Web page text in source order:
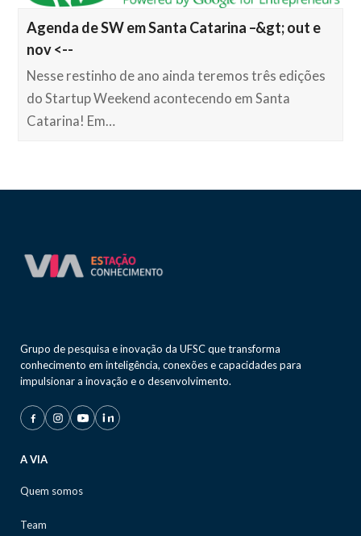
Agenda de SW em Santa Catarina –&gt; out e
nov <--
Nesse restinho de ano ainda teremos três edições
do Startup Weekend acontecendo em Santa
Catarina! Em…
Grupo de pesquisa e inovação da UFSC que transforma
conhecimento em inteligência, conexões e capacidades para
impulsionar a inovação e o desenvolvimento.
A VIA
Quem somos
Team